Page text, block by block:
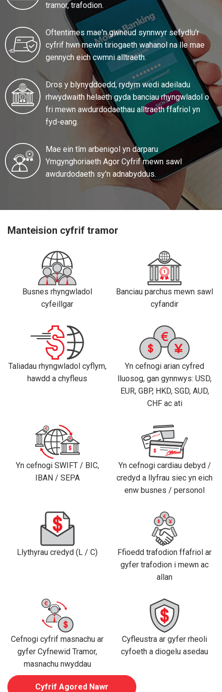
tramor, trafodion.
Oftentimes mae'n gwneud synnwyr sefydlu'r
cyfrif hwn mewn tiriogaeth wahanol na lle mae
gennych eich cwmni alltraeth.
Dros y blynyddoedd, rydym wedi adeiladu
rhwydwaith helaeth gyda banciau rhyngwladol o
fri mewn awdurdodaethau alltraeth ffafriol yn
fyd-eang.
Mae ein tîm arbenigol yn darparu
Ymgynghoriaeth Agor Cyfrif mewn sawl
awdurdodaeth sy'n adnabyddus.
Manteision cyfrif tramor
Busnes rhyngwladol
cyfeillgar
Banciau parchus mewn sawl
cyfandir
Taliadau rhyngwladol cyflym,
hawdd a chyfleus
Yn cefnogi arian cyfred
lluosog, gan gynnwys: USD,
EUR, GBP, HKD, SGD, AUD,
CHF ac ati
Yn cefnogi SWIFT / BIC,
IBAN / SEPA
Yn cefnogi cardiau debyd /
credyd a llyfrau siec yn eich
enw busnes / personol
Llythyrau credyd (L / C)
Ffioedd trafodion ffafriol ar
gyfer trafodion i mewn ac
allan
Cefnogi cyfrif masnachu ar
gyfer Cyfnewid Tramor,
masnachu nwyddau
Cyfleustra ar gyfer rheoli
cyfoeth a diogelu asedau
Cyfrif Agored Nawr